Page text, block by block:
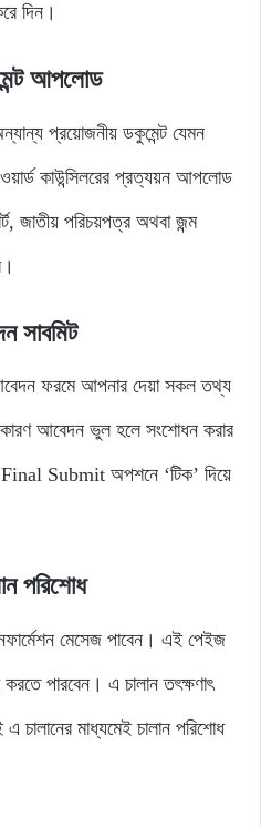
দিন।
আপলোড
প্রয়োজনীয় ডকুমেন্ট যেমন
কাউন্সিলরের প্রত্যয়ন আপলোড
জাতীয় পরিচয়পত্র অথবা জন্ম
সাবমিট
ফরমে আপনার দেয়া সকল তথ্য
আবেদন ভুল হলে সংশোধন করার
Submit অপশনে ‘টিক’ দিয়ে
পরিশোধ
মেসেজ পাবেন। এই পেইজ
পারবেন। এ চালান তৎক্ষণাৎ
চালানের মাধ্যমেই চালান পরিশোধ